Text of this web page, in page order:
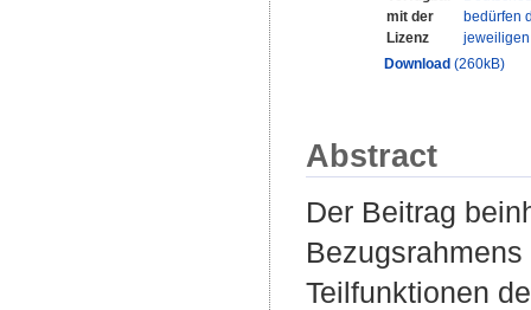
mit der
Lizenz
bedürfen
Download (260kB)
Abstract
Der Beitrag
Teilfunktionen